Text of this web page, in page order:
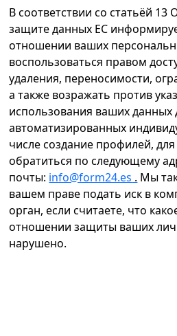
В соответствии со статьёй
защите данных ЕC
отношении ваших
воспользоваться правом
удаления, переносимости,
а также возражать против
использования ваших данных
автоматизированных
числе создание профилей, для
обратиться по следующему
почты: info@form24.es . Мы
вашем праве подать иск в
орган, если считаете, что
отношении защиты ваших
нарушено.